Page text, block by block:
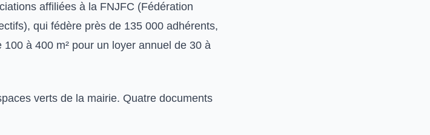
affiliées à la FNJFC (Fédération
qui fédère près de 135 000 adhérents,
à 400 m² pour un loyer annuel de 30 à
verts de la mairie. Quatre documents